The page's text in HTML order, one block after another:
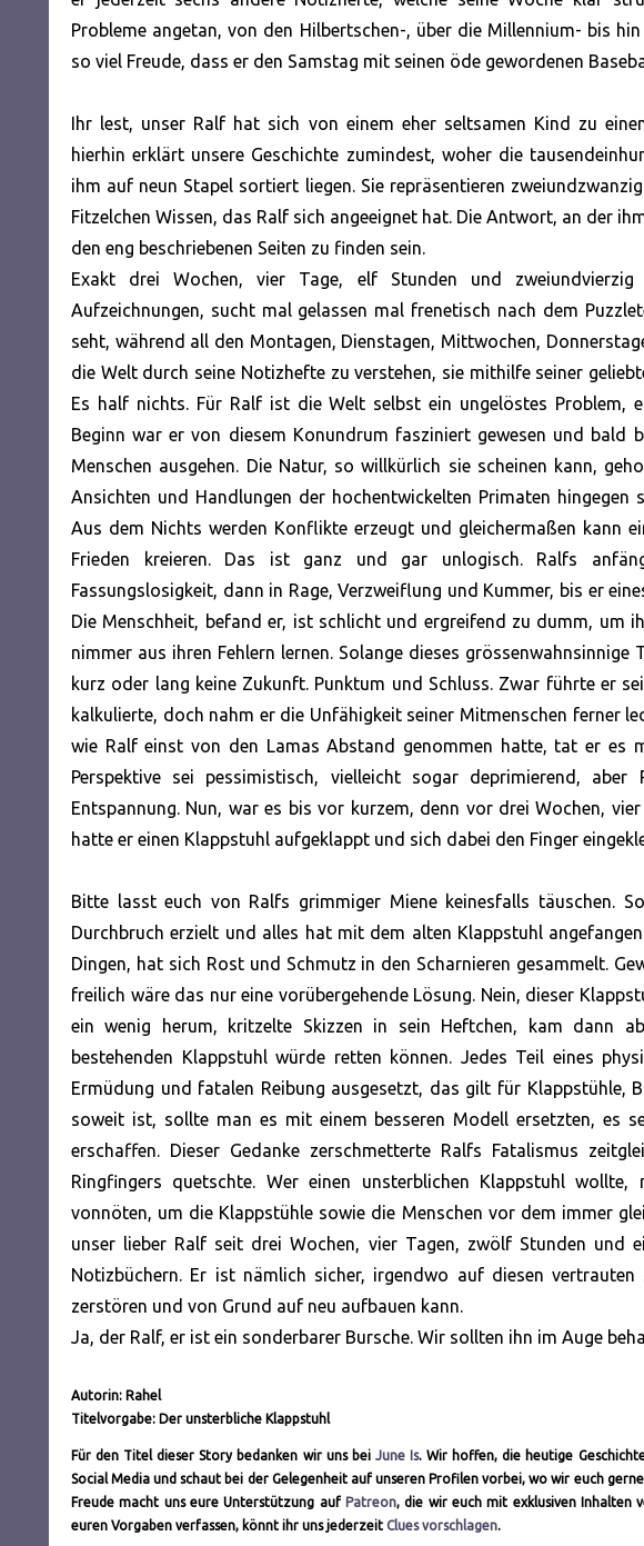
Probleme angetan, von den Hilbertschen-, über die Millennium- bis
so viel Freude, dass er den Samstag mit seinen öde gewordenen
Ihr lest, unser Ralf hat sich von einem eher seltsamen Kind zu
hierhin erklärt unsere Geschichte zumindest, woher die
ihm auf neun Stapel sortiert liegen. Sie repräsentieren
Fitzelchen Wissen, das Ralf sich angeeignet hat. Die Antwort, an der
den eng beschriebenen Seiten zu finden sein.
Exakt drei Wochen, vier Tage, elf Stunden und
Aufzeichnungen, sucht mal gelassen mal frenetisch nach dem
seht, während all den Montagen, Dienstagen, Mittwochen,
die Welt durch seine Notizhefte zu verstehen, sie mithilfe seiner
Es half nichts. Für Ralf ist die Welt selbst ein ungelöstes Problem,
Beginn war er von diesem Konundrum fasziniert gewesen und bald
Menschen ausgehen. Die Natur, so willkürlich sie scheinen kann,
Ansichten und Handlungen der hochentwickelten Primaten hingegen
Aus dem Nichts werden Konflikte erzeugt und gleichermaßen kann
Frieden kreieren. Das ist ganz und gar unlogisch. Ralfs
Fassungslosigkeit, dann in Rage, Verzweiflung und Kummer, bis er
Die Menschheit, befand er, ist schlicht und ergreifend zu dumm, um
nimmer aus ihren Fehlern lernen. Solange dieses
kurz oder lang keine Zukunft. Punktum und Schluss. Zwar führte er
kalkulierte, doch nahm er die Unfähigkeit seiner Mitmenschen ferner
wie Ralf einst von den Lamas Abstand genommen hatte, tat er es
Perspektive sei pessimistisch, vielleicht sogar deprimierend,
Entspannung. Nun, war es bis vor kurzem, denn vor drei Wochen,
hatte er einen Klappstuhl aufgeklappt und sich dabei den Finger
Bitte lasst euch von Ralfs grimmiger Miene keinesfalls täuschen.
Durchbruch erzielt und alles hat mit dem alten Klappstuhl
Dingen, hat sich Rost und Schmutz in den Scharnieren gesammelt.
freilich wäre das nur eine vorübergehende Lösung. Nein, dieser
ein wenig herum, kritzelte Skizzen in sein Heftchen, kam dann
bestehenden Klappstuhl würde retten können. Jedes Teil eines
Ermüdung und fatalen Reibung ausgesetzt, das gilt für Klappstühle,
soweit ist, sollte man es mit einem besseren Modell ersetzten, es
erschaffen. Dieser Gedanke zerschmetterte Ralfs Fatalismus
Ringfingers quetschte. Wer einen unsterblichen Klappstuhl
vonnöten, um die Klappstühle sowie die Menschen vor dem immer
unser lieber Ralf seit drei Wochen, vier Tagen, zwölf Stunden und
Notizbüchern. Er ist nämlich sicher, irgendwo auf diesen
zerstören und von Grund auf neu aufbauen kann.
Ja, der Ralf, er ist ein sonderbarer Bursche. Wir sollten ihn im Auge
Autorin: Rahel
Titelvorgabe: Der unsterbliche Klappstuhl
Für den Titel dieser Story bedanken wir uns bei June Is. Wir hoffen, die heutige
Social Media und schaut bei der Gelegenheit auf unseren Profilen vorbei, wo wir euch
Freude macht uns eure Unterstützung aufPatreon, die wir euch mit exklusiven Inhalten
euren Vorgaben verfassen, könnt ihr uns jederzeit Clues vorschlagen.